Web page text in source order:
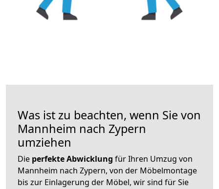
Was ist zu beachten, wenn Sie von
Mannheim nach Zypern
umziehen
Die perfekte Abwicklung für Ihren Umzug von
Mannheim nach Zypern, von der Möbelmontage
bis zur Einlagerung der Möbel, wir sind für Sie